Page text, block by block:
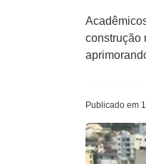
construção
Publicado em